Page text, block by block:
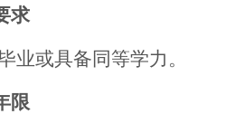
求
业或具备同等学力。
限